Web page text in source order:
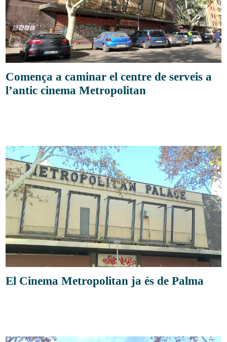
Comença a caminar el centre de serveis a
l’antic cinema Metropolitan
El Cinema Metropolitan ja és de Palma